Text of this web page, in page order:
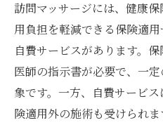
訪問マッサージには、健康
用負担を軽減できる保険適
自費サービスがあります。
医師の指示書が必要で、一
象です。一方、自費サービ
険適用外の施術も受けられ